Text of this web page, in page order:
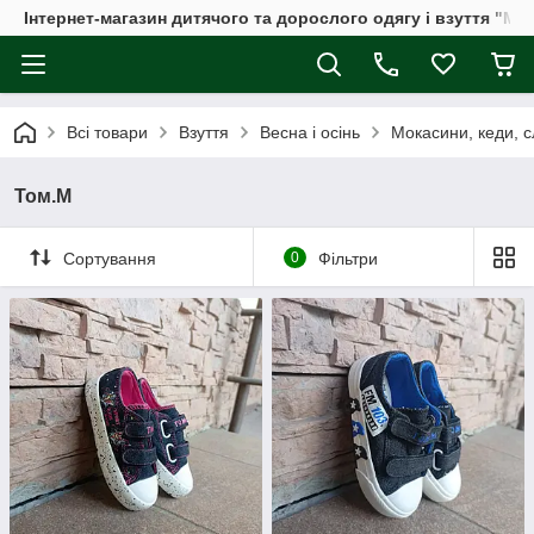
Інтернет-магазин дитячого та дорослого одягу і взуття
Всі товари Взуття Весна і осінь Мокасини, кеди,
Том.М
Сортування 0 Фільтри